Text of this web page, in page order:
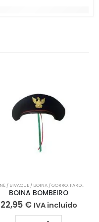
DE GALA
/ BIVAQUE / BOINA / GORRO, FARDA DE GALA
BOINA BOMBEIRO
22,95 € IVA incluído